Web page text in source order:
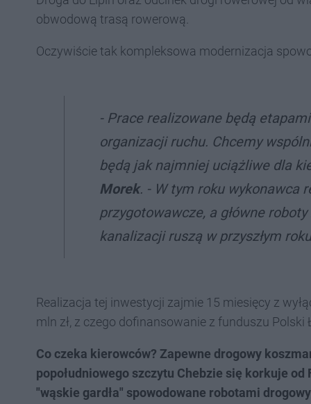
obwodową trasą rowerową.
Oczywiście tak kompleksowa modernizacja
- Prace realizowane będą
organizacji ruchu. Chcemy
będą jak najmniej uciążliwe dla
Morek. - W tym roku wykonawca
przygotowawcze, a główne
kanalizacji ruszą w przyszłym
Realizacja tej inwestycji zajmie 15 miesięcy z
mln zł, z czego dofinansowanie z funduszu Polski
Co czeka kierowców? Zapewne drogowy
popołudniowego szczytu Chebzie się korkuje
"wąskie gardła" spowodowane robotami